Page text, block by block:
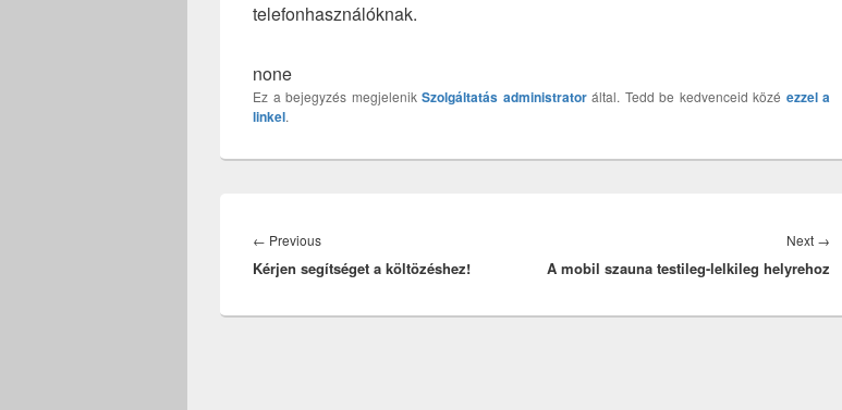
telefonhasználóknak.
none
Ez a bejegyzés megjelenik Szolgáltatás administratoráltal. Tedd be kedvenceid közé ezzel a
linkel.
navigáció
← PreviousPrevious
post:
Kérjen segítséget a költözéshez!
Next →
A mobil szauna testileg-lelkileg helyrehoz